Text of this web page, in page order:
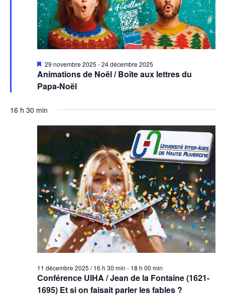
Animations de Noël / Boîte aux lettres du
Papa-Noël
Mis
en
avant
29 novembre 2025 -24 décembre 2025
16 h 30 min
Conférence UIHA / Jean de la Fontaine (1621-
1695) Et si on faisait parler les fables ?
11 décembre 2025 / 16 h 30 min - 18 h 00 min